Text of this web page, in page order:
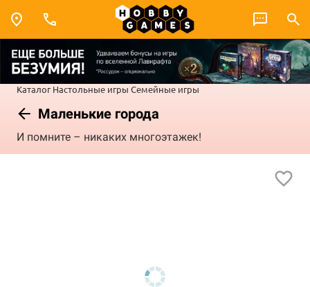
Каталог Настольные игры Семейные игры
Маленькие города
И помните – никаких многоэтажек!